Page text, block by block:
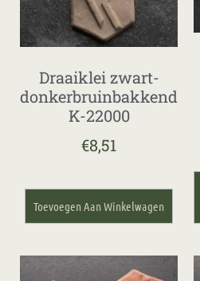
Draaiklei zwart-
donkerbruinbakkend
K-22000
€8,51
Toevoegen Aan Winkelwagen